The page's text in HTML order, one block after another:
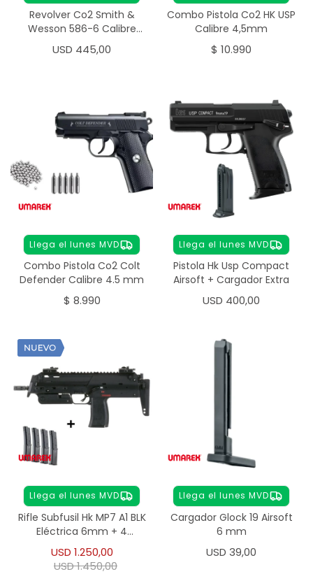
Revolver Co2 Smith &
Wesson 586-6 Calibre
4.5mm
USD 445,00
Combo Pistola Co2 HK USP
Calibre 4,5mm
$ 10.990
Llega el lunes MVD
Combo Pistola Co2 Colt
Defender Calibre 4.5 mm
$ 8.990
Llega el lunes MVD
Pistola Hk Usp Compact
Airsoft + Cargador Extra
USD 400,00
Llega el lunes MVD
Rifle Subfusil Hk MP7 A1 BLK
Eléctrica 6mm + 4
Cargadores
USD 1.250,00
USD1.450,00
Llega el lunes MVD
Cargador Glock 19 Airsoft
6 mm
USD 39,00